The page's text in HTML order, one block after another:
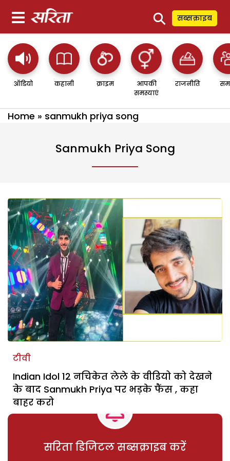
⚲ सब्सक्राइब
ऑडियो कहानी क्राइम
आपकी
समस्याएं
राजनीति
Home » sanmukh priya song
Sanmukh Priya Song
टीवी
Indian Idol 12 नचिकेत लेले के वीडियो को देखने
के बाद Sanmukh Priya पर भड़के फैंस , कहा
बाहर करो
सरिता डिजिटल सब्सक्राइब करें